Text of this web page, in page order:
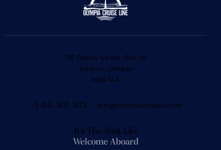
176 Cherry Street, Pier 36
Toronto, Ontario
M5A 1A4
+1 416-507-1173 info@torontocruises.com
It's The Boat Life
Welcome Aboard